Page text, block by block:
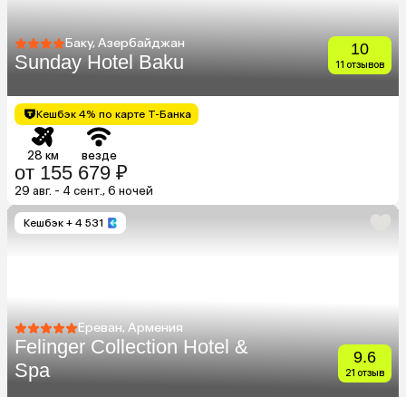
Баку, Азербайджан
Sunday Hotel Baku
10
11 отзывов
Кешбэк 4% по карте Т-Банка
28 км везде
от 155 679 ₽
29 авг. - 4 сент., 6 ночей
Кешбэк + 4 531
Ереван, Армения
Felinger Collection Hotel &
Spa
9.6
21 отзыв